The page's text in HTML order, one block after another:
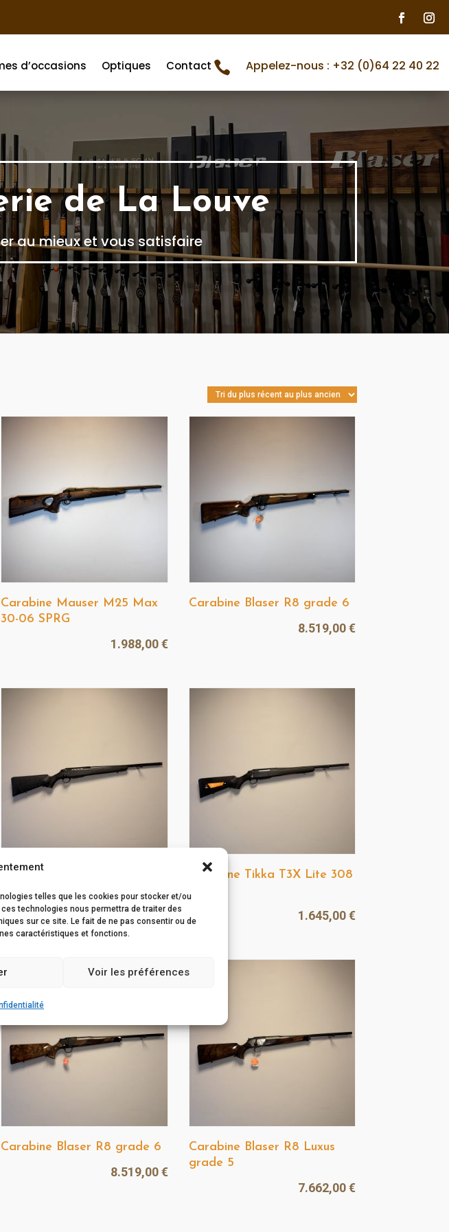
telles que les cookies pour stocker et/ou
technologies nous permettra de traiter des
sur ce site. Le fait de ne pas consentir ou de
caractéristiques et fonctions.
Voir les préférences
d’occasions Optiques Contact  Appelez-nous : +32 (0)64 22 40 22
de La Louve
au mieux et vous satisfaire
Carabine Mauser M25 Max
30-06 SPRG
1.988,00€
Carabine Blaser R8 grade 6
8.519,00€
Roughtech 30-06 SPRG
1.915,00€
Carabine Tikka T3X Lite 308
1.645,00€
Carabine Blaser R8 grade 6
8.519,00€
Carabine Blaser R8 Luxus
grade 5
7.662,00€